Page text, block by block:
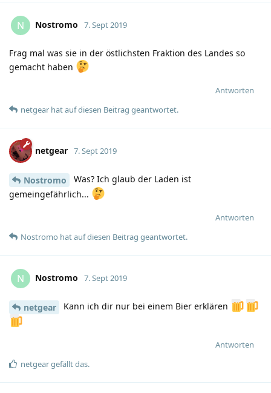
N Nostromo 7. Sept 2019
Frag mal was sie in der östlichsten Fraktion des Landes so
gemacht haben
Antworten
netgear hatauf diesen Beitrag geantwortet.
netgear 7. Sept 2019
Nostromo
Was? Ich glaub der Laden ist
gemeingefährlich...
Antworten
Nostromo hatauf diesen Beitrag geantwortet.
N Nostromo 7. Sept 2019
netgear Kann ich dir nur bei einem Bier erklären
Antworten
netgeargefällt das.